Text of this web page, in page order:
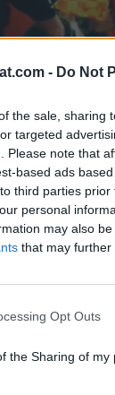
- Do Not
the sale, sharing
targeted
Please note that
based ads
third parties
personal
may also
that may further
Opt Outs
the Sharing of my
Erling
kauden
kesällä.